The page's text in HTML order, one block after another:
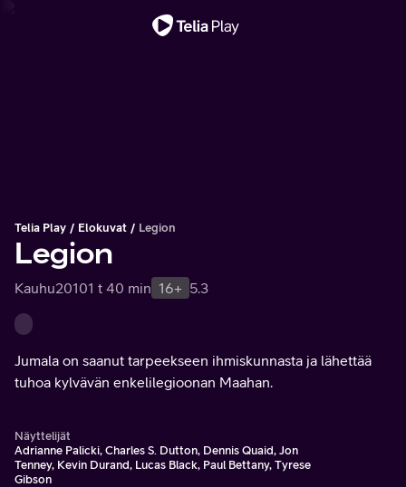
Telia Play Elokuvat Legion
Legion
Kauhu20101 t 40 min 16+ 5.3
Jumala on saanut tarpeekseen ihmiskunnasta ja lähettää
tuhoa kylvävän enkelilegioonan Maahan.
Näyttelijät
Adrianne Palicki, Charles S. Dutton, Dennis Quaid, Jon
Tenney, Kevin Durand, Lucas Black, Paul Bettany, Tyrese
Gibson